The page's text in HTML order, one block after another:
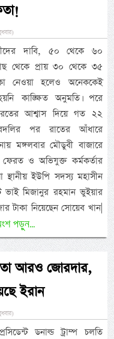
দাবি, ৫০ থেকে ৬০
থেকে প্রায় ৩০ থেকে ৩৫
নেওয়া হলেও অনেককেই
কাঙ্ক্ষিত অনুমতি। পরে
আশ্বাস দিয়ে গত ২২
পর রাতের আঁধারে
মঙ্গলবার মৌডুবী বাজারে
ও অভিযুক্ত কর্মকর্তার
স্থানীয় ইউপি সদস্য মহাসীন
মিজানুর রহমান ভুইয়ার
নিয়েছেন সোয়েব খান|
পড়ুন...
আরও জোরদার,
ইরান
ডনাল্ড ট্রাম্প চলতি